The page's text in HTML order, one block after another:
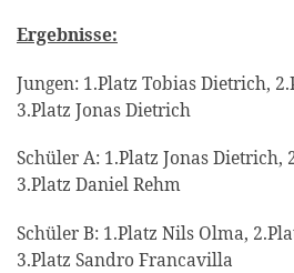
Ergebnisse:
Jungen: 1.Platz Tobias Dietrich,
3.Platz Jonas Dietrich
Schüler A: 1.Platz Jonas Dietrich,
3.Platz Daniel Rehm
Schüler B: 1.Platz Nils Olma,
3.Platz Sandro Francavilla